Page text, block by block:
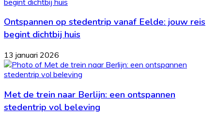
Ontspannen op stedentrip vanaf Eelde: jouw reis
begint dichtbij huis
13 januari 2026
Met de trein naar Berlijn: een ontspannen
stedentrip vol beleving